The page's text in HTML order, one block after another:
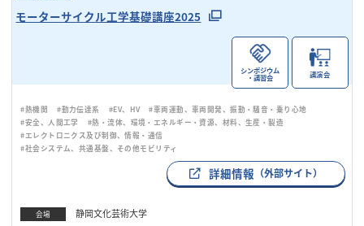
モーターサイクル工学基礎講座2025
シンポジウム
・講習会 講演会
#熱機関 #動力伝達系 #EV、HV
#車両運動、車両開発、振動・騒音・乗り心地
#安全、人間工学
#熱・流体、環境・エネルギー・資源、材料、生産・製造
#エレクトロニクス及び制御、情報・通信
#社会システム、共通基盤、その他モビリティ
詳細情報 （外部サイト）
会場 静岡文化芸術大学